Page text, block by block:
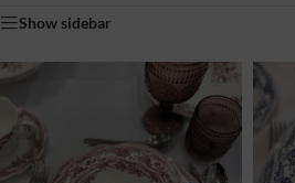
Show sidebar